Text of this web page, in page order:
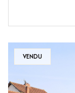
VENDU